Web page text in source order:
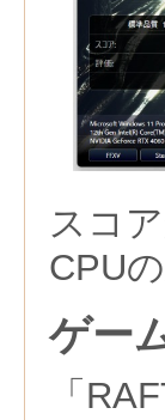
スコ
CPU
ゲー
「